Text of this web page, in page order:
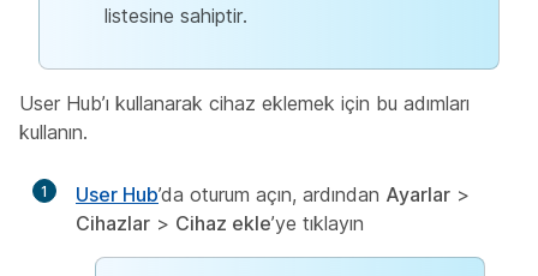
listesine sahiptir.
User Hub’ı kullanarak cihaz eklemek için bu adımları
kullanın.
1 User Hub’da oturum açın, ardından Ayarlar >
Cihazlar > Cihaz ekle’ye tıklayın